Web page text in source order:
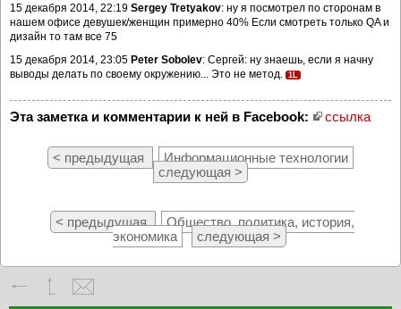
15 декабря 2014, 22:19 Sergey Tretyakov: ну я посмотрел по сторонам в
нашем офисе девушек/женщин примерно 40% Если смотреть только QA и
дизайн то там все 75
15 декабря 2014, 23:05 Peter Sobolev: Сергей: ну знаешь, если я начну
выводы делать по своему окружению... Это не метод. 1L
Эта заметка и комментарии к ней в Facebook: ссылка
< предыдущая
Информационные технологии
следующая >
< предыдущая
Общество, политика, история,
экономика
следующая >